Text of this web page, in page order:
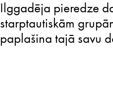
Ilggadēja pieredze
starptautiskām
paplašina tajā savu